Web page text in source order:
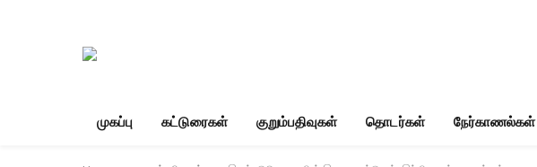
முகப்பு கட்டுரைகள் குறும்பதிவுகள் தொடர்கள் நேர்காணல்கள்